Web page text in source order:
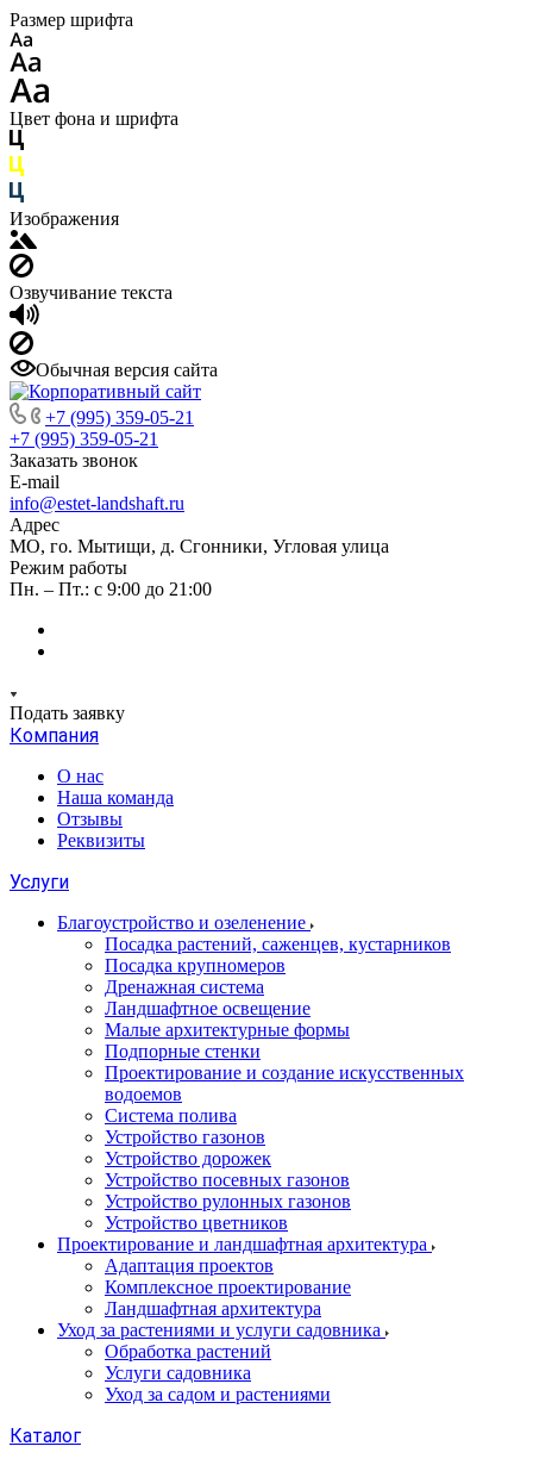
Размер шрифта
Цвет фона и шрифта
Изображения
Озвучивание текста
Обычная версия сайта
+7 (995) 359-05-21
+7 (995) 359-05-21
Заказать звонок
E-mail
info@estet-landshaft.ru
Адрес
МО, го. Мытищи, д. Сгонники, Угловая улица
Режим работы
Пн. – Пт.: с 9:00 до 21:00
Подать заявку
Компания
О нас
Наша команда
Отзывы
Реквизиты
Услуги
Благоустройство и озеленение
Посадка растений, саженцев, кустарников
Посадка крупномеров
Дренажная система
Ландшафтное освещение
Малые архитектурные формы
Подпорные стенки
Проектирование и создание искусственных
водоемов
Система полива
Устройство газонов
Устройство дорожек
Устройство посевных газонов
Устройство рулонных газонов
Устройство цветников
Проектирование и ландшафтная архитектура
Адаптация проектов
Комплексное проектирование
Ландшафтная архитектура
Уход за растениями и услуги садовника
Обработка растений
Услуги садовника
Уход за садом и растениями
Каталог